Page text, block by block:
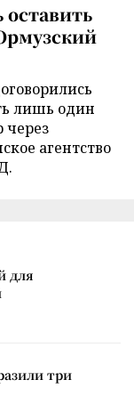
лишь один
через
агентство
для
три